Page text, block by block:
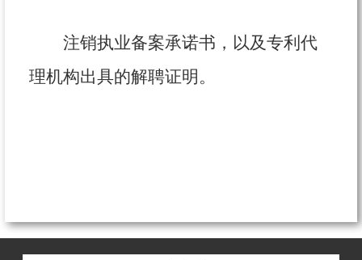
注销执业备案承诺书，以及专利代
理机构出具的解聘证明。